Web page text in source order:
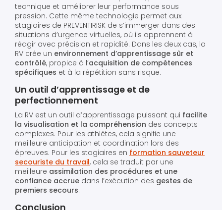
technique et améliorer leur performance sous
pression. Cette même technologie permet aux
stagiaires de PREVENTIRISK de s’immerger dans des
situations d’urgence virtuelles, où ils apprennent à
réagir avec précision et rapidité. Dans les deux cas, la
RV crée un environnement d’apprentissage sûr et
contrôlé, propice à l’acquisition de compétences
spécifiques et à la répétition sans risque.
Un outil d’apprentissage et de
perfectionnement
La RV est un outil d’apprentissage puissant qui facilite
la visualisation et la compréhension des concepts
complexes. Pour les athlètes, cela signifie une
meilleure anticipation et coordination lors des
épreuves. Pour les stagiaires en formation sauveteur
secouriste du travail, cela se traduit par une
meilleure assimilation des procédures et une
confiance accrue dans l’exécution des gestes de
premiers secours.
Conclusion